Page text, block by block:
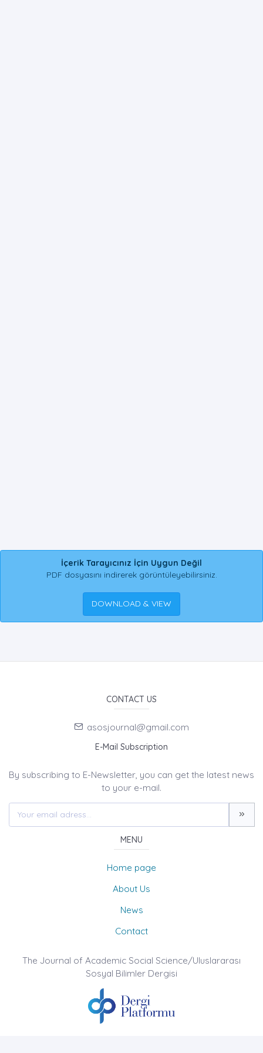
İçerik Tarayıcınız İçin Uygun Değil
PDF dosyasını indirerek görüntüleyebilirsiniz.
DOWNLOAD & VIEW
CONTACT US
asosjournal@gmail.com
E-Mail Subscription
By subscribing to E-Newsletter, you can get the latest news
to your e-mail.
MENU
Home page
About Us
News
Contact
The Journal of Academic Social Science/Uluslararası
Sosyal Bilimler Dergisi